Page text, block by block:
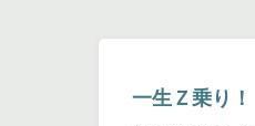
一生Ｚ乗り！